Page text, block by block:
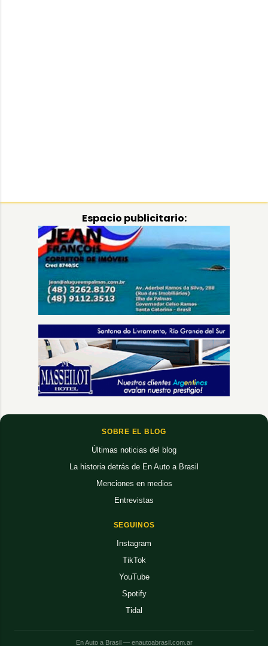
Espacio publicitario:
SOBRE EL BLOG
Últimas noticias del blog
La historia detrás de En Auto a Brasil
Menciones en medios
Entrevistas
SEGUINOS
Instagram
TikTok
YouTube
Spotify
Tidal
En Auto a Brasil — enautoabrasil.com.ar